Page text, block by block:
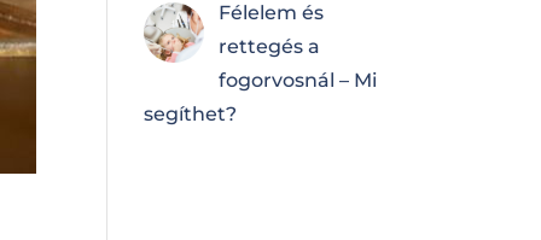
Félelem és
rettegés a
fogorvosnál – Mi
segíthet?